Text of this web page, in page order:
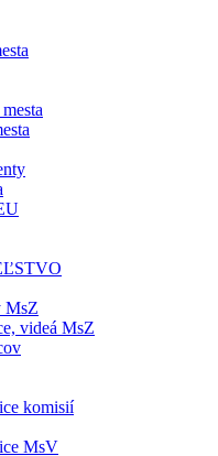
MsZ
videá MsZ
komisií
MsV